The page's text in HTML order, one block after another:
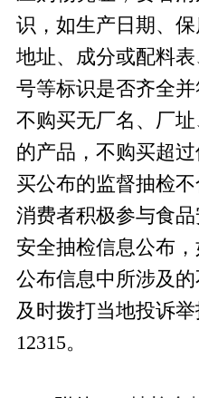
识，如生产日期、
地址、成分或配料
号等标识是否齐全并
不购买无厂名、厂
的产品，不购买超
买公布的监督抽检
消费者积极参与食
安全抽检信息公布
公布信息中所涉及
及时拨打当地投诉
12315。